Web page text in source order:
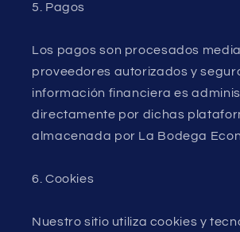
5. Pagos
Los pagos son procesados
proveedores autorizados y
información financiera es
directamente por dichas
almacenada por La Bodega
6. Cookies
Nuestro sitio utiliza cookies y